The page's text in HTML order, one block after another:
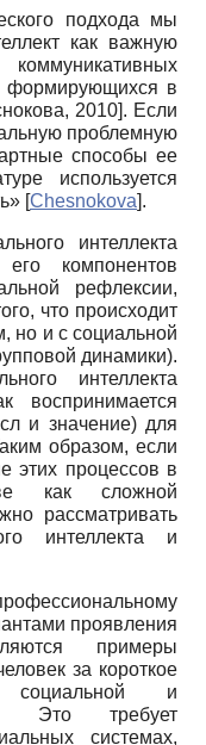
подхода мы
как важную
формирующихся в
2010]. Если
проблемную
способы ее
используется
[Chesnokova].
интеллекта
компонентов
рефлексии,
что происходит
но и с социальной
динамики).
интеллекта
воспринимается
и значение) для
образом, если
этих процессов в
как сложной
рассматривать
интеллекта и
проявления
примеры
за короткое
и
Это требует
системах,